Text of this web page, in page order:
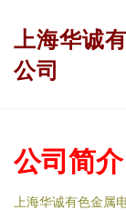
上海华诚
公司
公司简介
上海华诚有色金属